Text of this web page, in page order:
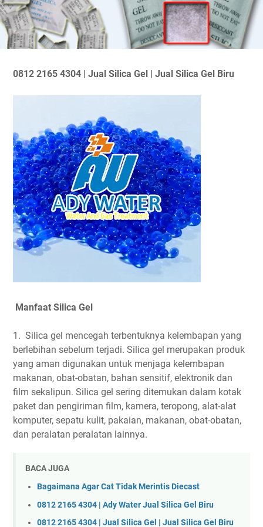
0812 2165 4304 | Jual Silica Gel | Jual Silica Gel Biru
Manfaat Silica Gel
1. Silica gel mencegah terbentuknya kelembapan yang
berlebihan sebelum terjadi. Silica gel merupakan produk
yang aman digunakan untuk menjaga kelembapan
makanan, obat-obatan, bahan sensitif, elektronik dan
film sekalipun. Silica gel sering ditemukan dalam kotak
paket dan pengiriman film, kamera, teropong, alat-alat
komputer, sepatu kulit, pakaian, makanan, obat-obatan,
dan peralatan peralatan lainnya.
BACA JUGA
Bagaimana Agar Cat Tidak Merintis Diecast
0812 2165 4304 | Ady Water Jual Silica Gel Biru
0812 2165 4304 | Jual Silica Gel | Jual Silica Gel Biru